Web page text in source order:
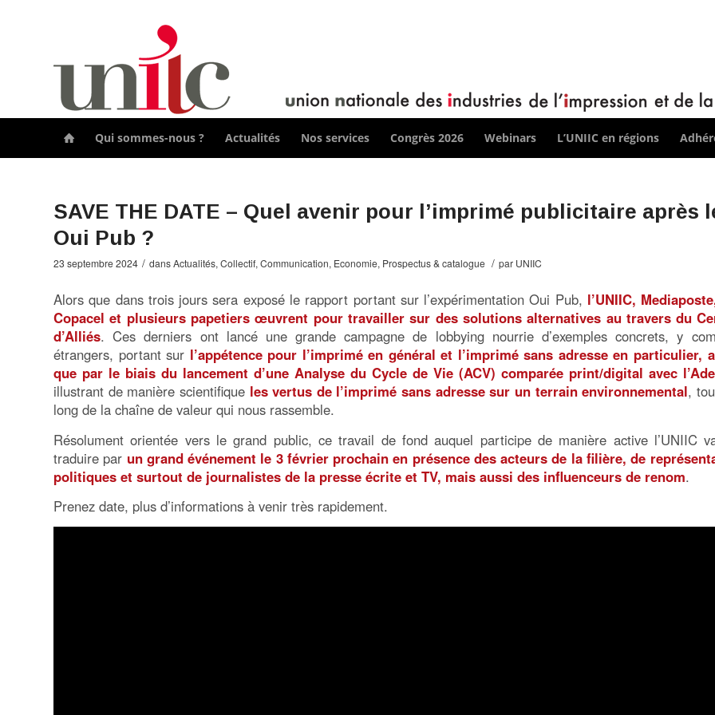
 Qui sommes-nous ? Actualités Nos services Congrès 2026 Webinars L’UNIIC en régions
SAVE THE DATE – Quel avenir pour l’imprimé publicitaire après
Oui Pub ?
23 septembre 2024 / dansActualités, Collectif, Communication, Economie, Prospectus & catalogue / par UNIIC
Alors que dans trois jours sera exposé le rapport portant sur l’expérimentation Oui Pub, l’UNIIC,
Copacel et plusieurs papetiers œuvrent pour travailler sur des solutions alternatives au travers du
d’Alliés. Ces derniers ont lancé une grande campagne de lobbying nourrie d’exemples concrets, y
étrangers, portant sur l’appétence pour l’imprimé en général et l’imprimé sans adresse en particulier,
que par le biais du lancement d’une Analyse du Cycle de Vie (ACV) comparée print/digital avec
illustrant de manière scientifiqueles vertus de l’imprimé sans adresse sur un terrain environnemental,
long de la chaîne de valeur qui nous rassemble.
Résolument orientée vers le grand public, ce travail de fond auquel participe de manière active l’UNIIC
traduire par un grand événement le 3 février prochain en présence des acteurs de la filière, de
politiques et surtout de journalistes de la presse écrite et TV, mais aussi des influenceurs de renom.
Prenez date, plus d’informations à venir très rapidement.